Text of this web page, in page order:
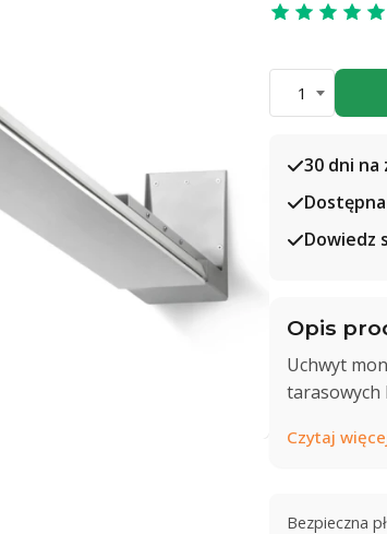
1
30 dni
Dowiedz
Opis
Uchwyt
tarasowych
Czytaj
Bezpieczna